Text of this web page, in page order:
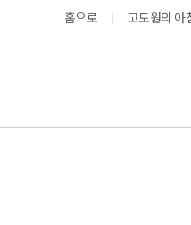
홈으로 고도원의 아
지금 예약가능한